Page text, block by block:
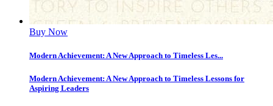
Buy Now
Modern Achievement: A New Approach to Timeless Les...
Modern Achievement: A New Approach to Timeless Lessons for
Aspiring Leaders